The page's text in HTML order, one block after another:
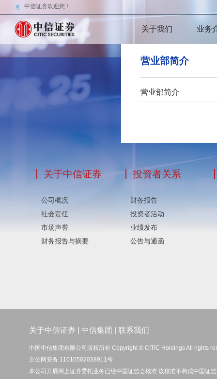
中信证券欢迎您！
关于我们 业务
营业部简介
营业部简介
关于中信证券
公司概况
社会责任
市场声誉
财务报告与摘要
投资者关系
财务报告
投资者活动
业绩发布
公告与通函
关于中信证券 中信集团 联系我们
中国中信集团有限公司版权所有 Copyright © CITIC Holdings All rights
京公网安备 11010502038911号
本公司开展网上证券委托业务已经中国证监会核准 该核准不构成中国证